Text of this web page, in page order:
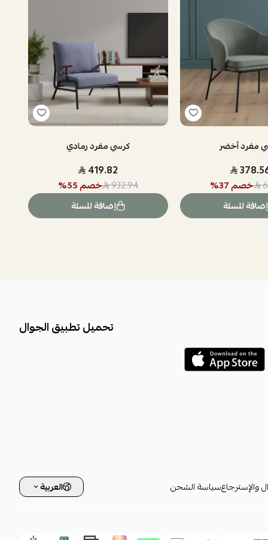
مفرد أخضر
خصم37
%
إضافة للسلة
كرسي مفرد رمادي
419.82
932.94 خصم55
%
إضافة للسلة
تحميل تطبيق الجوال
والإسترجاعسياسة الشحن العربية